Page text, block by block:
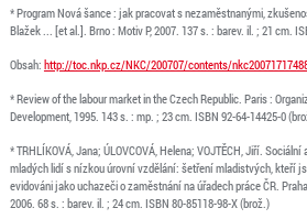
* Program Nová šance : jak pracovat s nezaměstnanými,
Blažek ... [et al.]. Brno : Motiv P, 2007. 137 s. : barev. il. ; 21 cm.
Obsah: http://toc.nkp.cz/NKC/200707/contents/
* Review of the labour market in the Czech Republic. Paris :
Development, 1995. 143 s. : mp. ; 23 cm. ISBN 92-64-14425-0
* TRHLÍKOVÁ, Jana; ÚLOVCOVÁ, Helena; VOJTĚCH, Jiří.
mladých lidí s nízkou úrovní vzdělání: šetření mladistvých, kteří
evidováni jako uchazeči o zaměstnání na úřadech práce ČR.
2006. 68 s. : barev. il. ; 24 cm. ISBN 80-85118-98-X (brož.)